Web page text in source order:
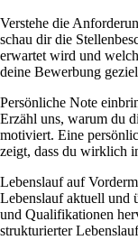
Verstehe die
schau dir die
erwartet wird und
deine Bewerbung
Persönliche Note
Erzähl uns, warum du
motiviert. Eine
zeigt, dass du wirklich
Lebenslauf auf
Lebenslauf aktuell und
und Qualifikationen
strukturierter